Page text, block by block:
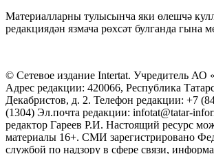
Материалларны тулысынча яки өлешчә
редакциядән язмача рөхсәт булганда гына
© Сетевое издание Intertat. Учредитель
Адрес редакции: 420066, Республика
Декабристов, д. 2. Телефон редакции: +7
(1304) Эл.почта редакции: infotat@tatar-
редактор Гареев Р.И. Настоящий ресурс
материалы 16+. СМИ зарегистрировано
службой по надзору в сфере связи,